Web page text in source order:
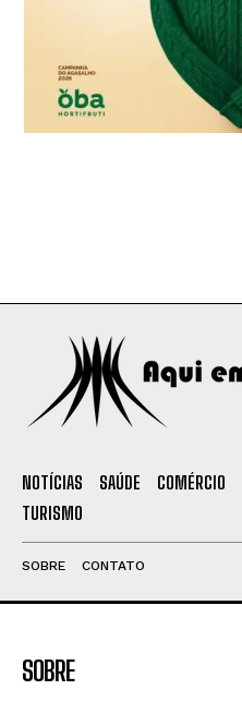
NOTÍCIAS SAÚDE COMÉRCIO
TURISMO
SOBRE CONTATO
SOBRE